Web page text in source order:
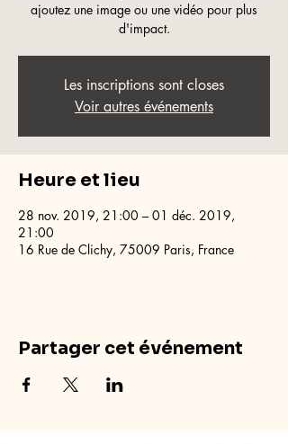
ajoutez une image ou une vidéo pour plus
d'impact.
Les inscriptions sont closes
Voir autres événements
Heure et lieu
28 nov. 2019, 21:00 – 01 déc. 2019,
21:00
16 Rue de Clichy, 75009 Paris, France
Partager cet événement